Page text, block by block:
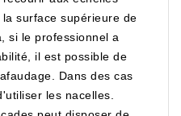
surface supérieure de
si le professionnel a
il est possible de
Dans des cas
les nacelles.